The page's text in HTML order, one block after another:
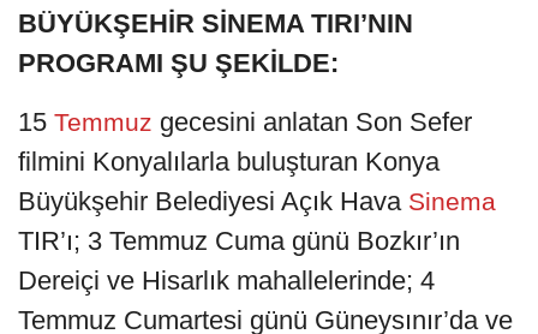
BÜYÜKŞEHİR SİNEMA TIRI’NIN
PROGRAMI ŞU ŞEKİLDE:
15 Temmuz gecesini anlatan Son Sefer
filmini Konyalılarla buluşturan Konya
Büyükşehir Belediyesi Açık Hava Sinema
TIR’ı; 3 Temmuz Cuma günü Bozkır’ın
Dereiçi ve Hisarlık mahallelerinde; 4
Temmuz Cumartesi günü Güneysınır’da ve